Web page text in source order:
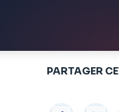
PARTAGER